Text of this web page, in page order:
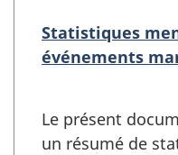
Statistiques
événements
Le présent
un résumé de